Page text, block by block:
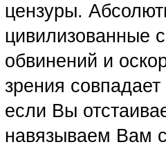
цензуры.
цивилизованные
обвинений и
зрения
если Вы
навязываем Вам